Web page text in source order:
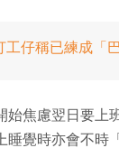
仔稱已練成「
始焦慮翌日要上
睡覺時亦會不時